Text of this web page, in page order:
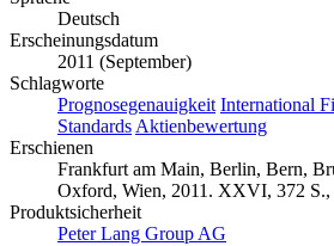
Deutsch
Erscheinungsdatum
2011 (September)
Schlagworte
Prognosegenauigkeit International
Standards Aktienbewertung
Erschienen
Frankfurt am Main, Berlin, Bern,
Oxford, Wien, 2011. XXVI, 372 S.,
Produktsicherheit
Peter Lang Group AG